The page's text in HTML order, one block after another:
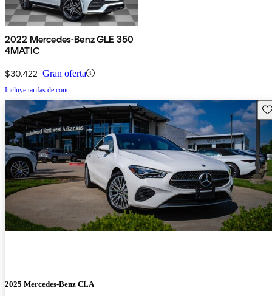
2022 Mercedes-Benz GLE 350
4MATIC
$30,422 Gran oferta
Incluye tarifas de conc.
2025 Mercedes-Benz CLA